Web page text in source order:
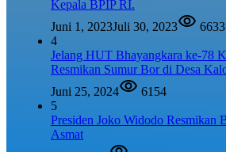
Kepala BPIP RI.
Juni 1, 2023Juli 30, 2023
6633
4
Jelang HUT Bhayangkara ke-78
Resmikan Sumur Bor di Desa
Juni 25, 2024
6154
5
Presiden Joko Widodo Resmikan
Asmat